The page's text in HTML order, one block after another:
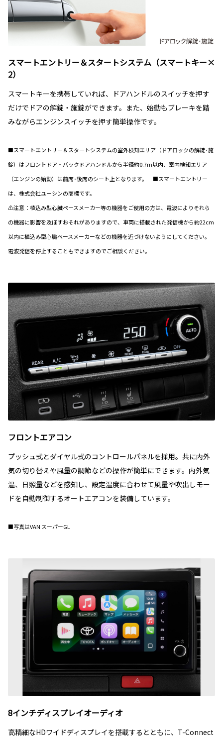
スマートエントリー＆スタートシステム（スマートキー×
2）
スマートキーを携帯していれば、ドアハンドルのスイッチを押す
だけでドアの解錠・施錠ができます。また、始動もブレーキを踏
みながらエンジンスイッチを押す簡単操作です。
■スマートエントリー＆スタートシステムの室外検知エリア（ドアロックの解錠･施
錠）はフロントドア・バックドアハンドルから半径約0.7m以内、室内検知エリア
（エンジンの始動）は前席･後席のシート上となります。 ■スマートエントリー
は、株式会社ユーシンの商標です。
⚠注意：植込み型心臓ペースメーカー等の機器をご使用の方は、電波によりそれら
の機器に影響を及ぼすおそれがありますので、車両に搭載された発信機から約22cm
以内に植込み型心臓ペースメーカーなどの機器を近づけないようにしてください。
電波発信を停止することもできますのでご相談ください。
フロントエアコン
プッシュ式とダイヤル式のコントロールパネルを採用。共に内外
気の切り替えや風量の調節などの操作が簡単にできます。内外気
温、日照量などを感知し、設定温度に合わせて風量や吹出しモー
ドを自動制御するオートエアコンを装備しています。
■写真はVAN スーパーGL
8インチディスプレイオーディオ
高精細なHDワイドディスプレイを搭載するとともに、T-Connect